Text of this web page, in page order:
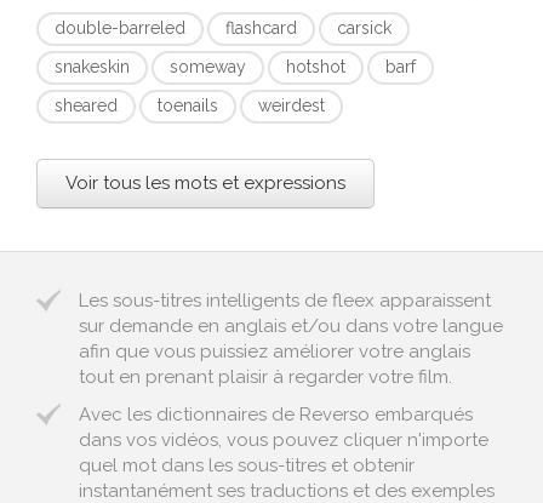
double-barreled flashcard
carsick
snakeskin
someway hotshot
barf
sheared
toenails weirdest
Voir tous les mots et expressions
Les sous-titres intelligents de fleex apparaissent
sur demande en anglais et/ou dans votre langue
afin que vous puissiez améliorer votre anglais
tout en prenant plaisir à regarder votre film.
Avec les dictionnaires de Reverso embarqués
dans vos vidéos, vous pouvez cliquer n'importe
quel mot dans les sous-titres et obtenir
instantanément ses traductions et des exemples